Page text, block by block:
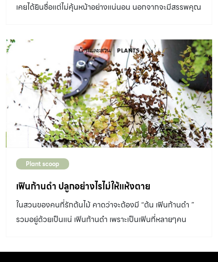
เคยได้ยินชื่อแต่ไม่คุ้นหน้าอย่างแน่นอน นอกจากจะมีสรรพคุณ
Plant scoop
เฟินก้านดำ ปลูกอย่างไรไม่ให้แห้งตาย
ในสวนของคนที่รักต้นไม้ คาดว่าจะต้องมี “ต้น เฟินก้านดำ ”
รวมอยู่ด้วยเป็นแน่ เฟินก้านดำ เพราะเป็นเฟินที่หลายๆคน